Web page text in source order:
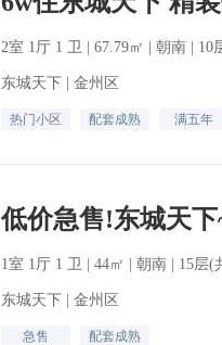
2室 1厅 1 卫 | 67.79㎡ | 朝南 | 10
东城天下 | 金州区
热门小区 配套成熟 满五年
1室 1厅 1 卫 | 44㎡ | 朝南 | 15层(
东城天下 | 金州区
急售 配套成熟